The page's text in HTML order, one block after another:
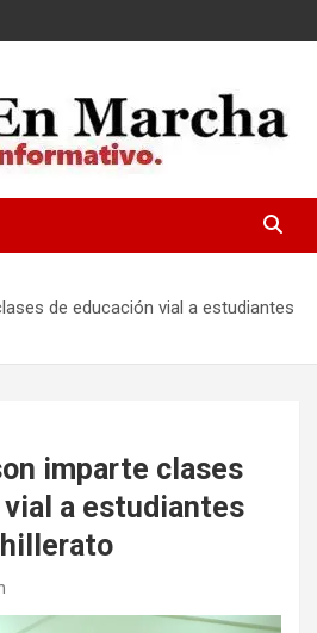
de educación vial a estudiantes
imparte clases
a estudiantes